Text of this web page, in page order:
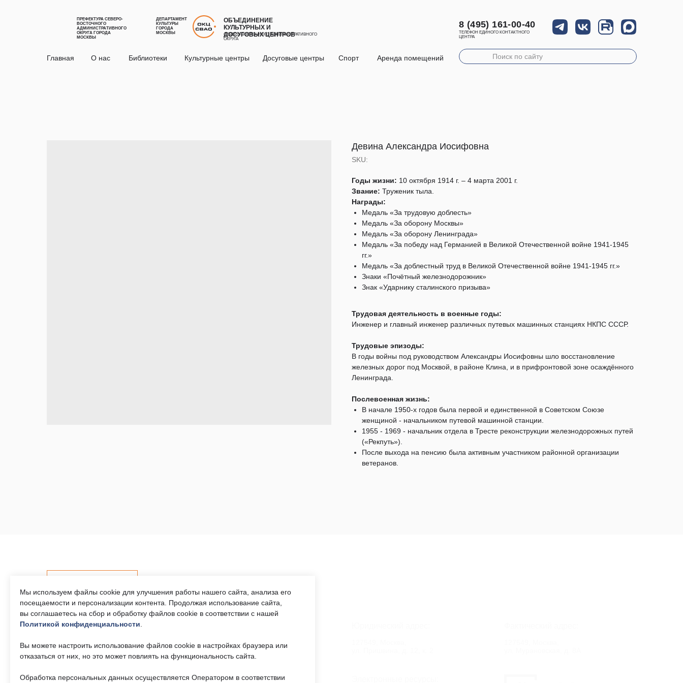
ПРЕФЕКТУРА СЕВЕРО-
ВОСТОЧНОГО
АДМИНИСТРАТИВНОГО
ОКРУГА ГОРОДА
МОСКВЫ
ДЕПАРТАМЕНТ
КУЛЬТУРЫ
ГОРОДА
МОСКВЫ
ОБЪЕДИНЕНИЕ
КУЛЬТУРНЫХ И
ДОСУГОВЫХ ЦЕНТРОВ
СЕВЕРО-ВОСТОЧНОГО АДМИНИСТРАТИВНОГО
ОКРУГА
8 (495) 161-00-40
ТЕЛЕФОН ЕДИНОГО КОНТАКТНОГО
ЦЕНТРА
Главная О нас Библиотеки Спорт Аренда помещений
Культурные центры Досуговые центры
Девина Александра Иосифовна
SKU:
Годы жизни: 10 октября 1914 г. – 4 марта 2001 г.
Звание: Труженик тыла.
Награды:
Медаль «За трудовую доблесть»
Медаль «За оборону Москвы»
Медаль «За оборону Ленинграда»
Медаль «За победу над Германией в Великой Отечественной войне 1941-1945
гг.»
Медаль «За доблестный труд в Великой Отечественной войне 1941-1945 гг.»
Знаки «Почётный железнодорожник»
Знак «Ударнику сталинского призыва»
Трудовая деятельность в военные годы:
Инженер и главный инженер различных путевых машинных станциях НКПС СССР.
Трудовые эпизоды:
В годы войны под руководством Александры Иосифовны шло восстановление
железных дорог под Москвой, в районе Клина, и в прифронтовой зоне осаждённого
Ленинграда.
Послевоенная жизнь:
В начале 1950-х годов была первой и единственной в Советском Союзе
женщиной - начальником путевой машинной станции.
1955 - 1969 - начальник отдела в Тресте реконструкции железнодорожных путей
(«Рекпуть»).
После выхода на пенсию была активным участником районной организации
ветеранов.
Телефон единого
8 (495) 161-00-40
okc-
Почта:
Пн-Пт 9:00 —
17:30, обед 12:00
— 13:00
Об учреждении:
Мы используем файлы cookie для улучшения работы нашего сайта, анализа его
посещаемости и персонализации контента. Продолжая использование сайта,
вы соглашаетесь на сбор и обработку файлов cookie в соответствии с нашей
Политикой конфиденциальности.
Вы можете настроить использование файлов cookie в настройках браузера или
отказаться от них, но это может повлиять на функциональность сайта.
Обработка персональных данных осуществляется Оператором в соответствии